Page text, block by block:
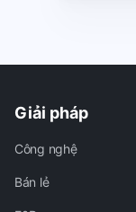
Giải pháp
Công nghệ
Bán lẻ